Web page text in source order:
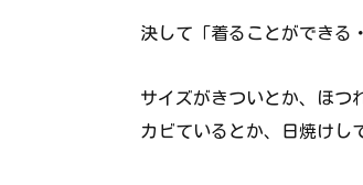
決して「着ることができる
サイズがきついとか、ほつ
カビているとか、日焼けし